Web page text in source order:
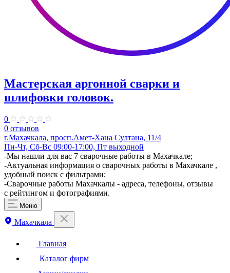
Мастерская аргонной сварки и
шлифовки головок.
0
0 отзывов
г.Махачкала, ​просп.Амет-Хана Султана, 11/4
Пн-Чт, Сб-Вс 09:00-17:00, Пт выходной
-Мы нашли для вас 7 сварочные работы в Махачкале;
-Актуальная информация о сварочных работы в Махачкале ,
удобный поиск с фильтрами;
-Сварочные работы Махачкалы - адреса, телефоны, отзывы
с рейтингом и фотографиями.
Меню
Махачкала
Главная
Каталог фирм